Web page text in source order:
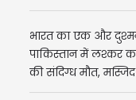
भारत का एक और
पाकिस्तान में लश्कर
की संदिग्ध मौत,
पहले अचानक गिरा